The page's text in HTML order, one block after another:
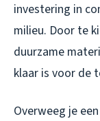
investering in
milieu. Door te
duurzame
klaar is voor de
Overweeg je